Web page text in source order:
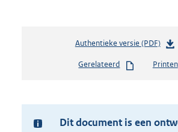
Authentieke versie (PDF)b
s
n
d
Gerelateerd Printen
Ter
Dit document is een